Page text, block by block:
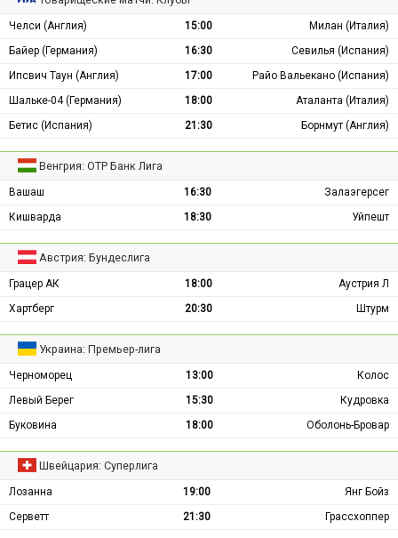
Челси (Англия) 15:00
Милан (Италия)
Байер (Германия)
16:30
Севилья (Испания)
Ипсвич Таун (Англия)
17:00
Райо Вальекано (Испания)
Шальке-04 (Германия)
18:00
Аталанта (Италия)
Бетис (Испания)
21:30 Борнмут (Англия)
Венгрия: ОТР Банк Лига
Вашаш 16:30
Залаэгерсег
Кишварда
18:30 Уйпешт
Австрия: Бундеслига
Грацер АК 18:00
Аустрия Л
Хартберг
20:30 Штурм
Украина: Премьер-лига
Черноморец 13:00
Колос
Левый Берег
15:30
Кудровка
Буковина
18:00 Оболонь-Бровар
Швейцария: Суперлига
Лозанна 19:00
Янг Бойз
Серветт
21:30 Грассхоппер